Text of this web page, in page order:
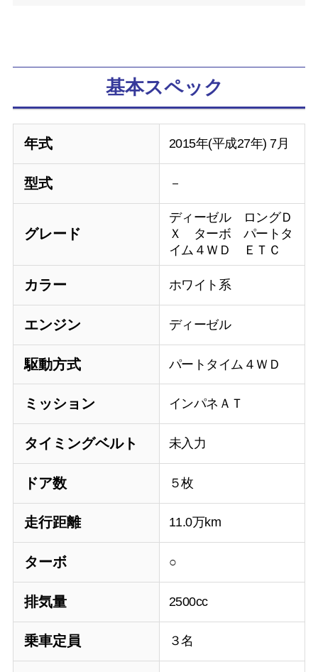
基本スペック
年式 2015年(平成27年) 7月
型式 －
グレード
ディーゼル ロングＤ
Ｘ ターボ パートタ
イム４ＷＤ ＥＴＣ
カラー ホワイト系
エンジン ディーゼル
駆動方式 パートタイム４ＷＤ
ミッション インパネＡＴ
タイミングベルト 未入力
ドア数 ５枚
走行距離 11.0万km
ターボ ○
排気量 2500cc
乗車定員 ３名